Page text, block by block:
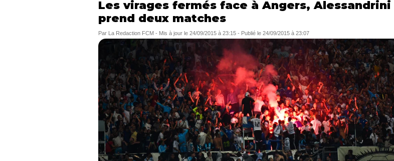
Les virages fermés face à Angers, Alessandrini
prend deux matches
Par La Redaction FCM - Mis à jour le 24/09/2015 à 23:15 - Publié le 24/09/2015 à 23:07